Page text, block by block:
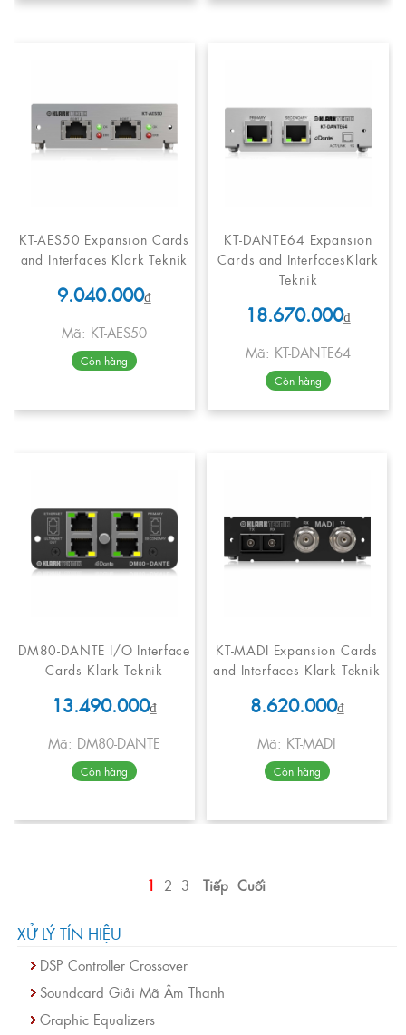
KT-AES50 Expansion Cards
and Interfaces Klark Teknik
9.040.000₫
Mã: KT-AES50
Còn hàng
KT-DANTE64 Expansion
Cards and InterfacesKlark
Teknik
18.670.000₫
Mã: KT-DANTE64
Còn hàng
DM80-DANTE I/O Interface
Cards Klark Teknik
13.490.000₫
Mã: DM80-DANTE
Còn hàng
KT-MADI Expansion Cards
and Interfaces Klark Teknik
8.620.000₫
Mã: KT-MADI
Còn hàng
1 2 3 Tiếp Cuối
XỬ LÝ TÍN HIỆU
DSP Controller Crossover
Soundcard Giải Mã Âm Thanh
Graphic Equalizers